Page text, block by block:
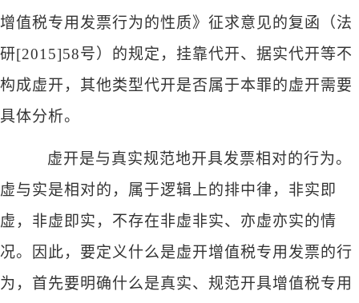
增值税专用发票行为的性质》征求意见的复函（法
研[2015]58号）的规定，挂靠代开、据实代开等不
构成虚开，其他类型代开是否属于本罪的虚开需要
具体分析。
虚开是与真实规范地开具发票相对的行为。
虚与实是相对的，属于逻辑上的排中律，非实即
虚，非虚即实，不存在非虚非实、亦虚亦实的情
况。因此，要定义什么是虚开增值税专用发票的行
为，首先要明确什么是真实、规范开具增值税专用